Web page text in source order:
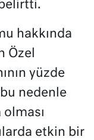
hakkında
Özel
yüzde
nedenle
etkin bir